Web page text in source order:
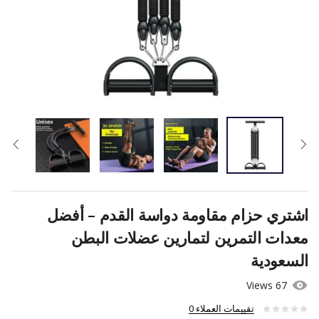
اشتري حزام مقاومة دواسة القدم – أفضل
معدات التمرين لتمارين عضلات البطن
السعودية
67 Views
تقييمات العملاء 0